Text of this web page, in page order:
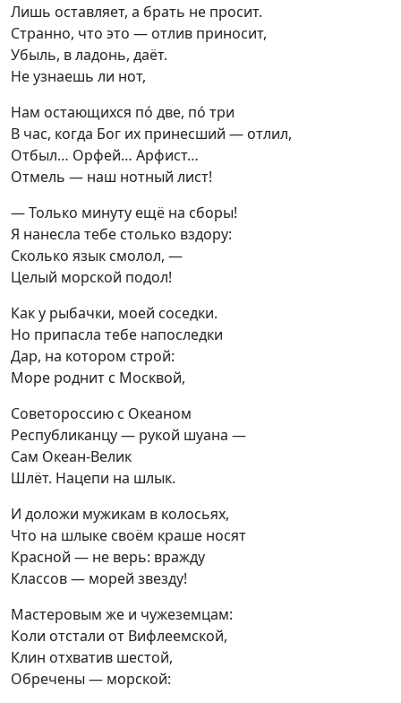
Лишь оставляет, а брать не просит.
Странно, что это — отлив приносит,
Убыль, в ладонь, даёт.
Не узнаешь ли нот,
Нам остающихся по́ две, по́ три
В час, когда Бог их принесший — отлил,
Отбыл… Орфей… Арфист…
Отмель — наш нотный лист!
— Только минуту ещё на сборы!
Я нанесла тебе столько вздору:
Сколько язык смолол, —
Целый морской подол!
Как у рыбачки, моей соседки.
Но припасла тебе напоследки
Дар, на котором строй:
Море роднит с Москвой,
Советороссию с Океаном
Республиканцу — рукой шуана —
Сам Океан-Велик
Шлёт. Нацепи на шлык.
И доложи мужикам в колосьях,
Что на шлыке своём краше носят
Красной — не верь: вражду
Классов — морей звезду!
Мастеровым же и чужеземцам:
Коли отстали от Вифлеемской,
Клин отхватив шестой,
Обречены — морской: